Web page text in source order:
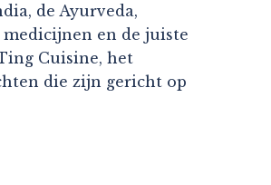
de Ayurveda,
en de juiste
Cuisine, het
die zijn gericht op